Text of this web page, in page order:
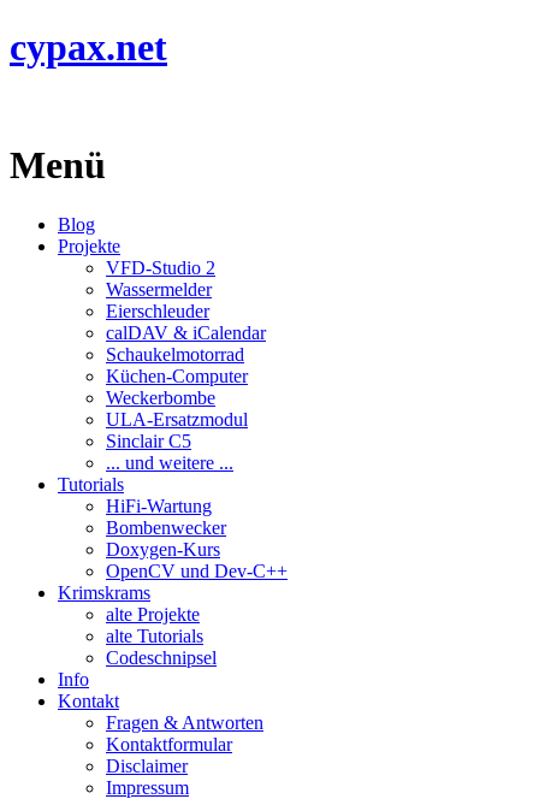
cypax.net
Menü
Blog
Projekte
VFD-Studio 2
Wassermelder
Eierschleuder
calDAV & iCalendar
Schaukelmotorrad
Küchen-Computer
Weckerbombe
ULA-Ersatzmodul
Sinclair C5
... und weitere ...
Tutorials
HiFi-Wartung
Bombenwecker
Doxygen-Kurs
OpenCV und Dev-C++
Krimskrams
alte Projekte
alte Tutorials
Codeschnipsel
Info
Kontakt
Fragen & Antworten
Kontaktformular
Disclaimer
Impressum